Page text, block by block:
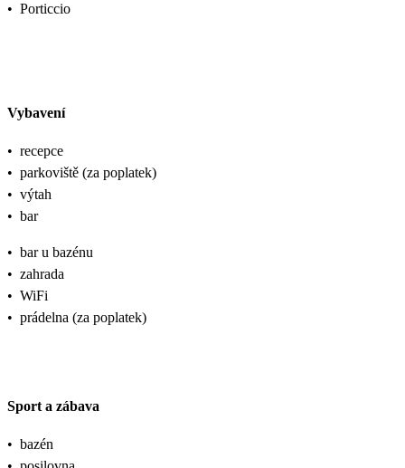
• Porticcio
Vybavení
• recepce
• parkoviště (za poplatek)
• výtah
• bar
• bar u bazénu
• zahrada
• WiFi
• prádelna (za poplatek)
Sport a zábava
• bazén